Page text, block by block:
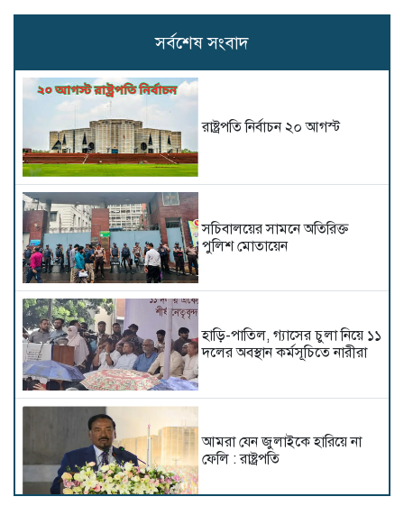
সর্বশেষ সংবাদ
রাষ্ট্রপতি নির্বাচন ২০ আগস্ট
সচিবালয়ের সামনে অতিরিক্ত
পুলিশ মোতায়েন
হাড়ি-পাতিল, গ্যাসের চুলা নিয়ে ১১
দলের অবস্থান কর্মসূচিতে নারীরা
আমরা যেন জুলাইকে হারিয়ে না
ফেলি : রাষ্ট্রপতি